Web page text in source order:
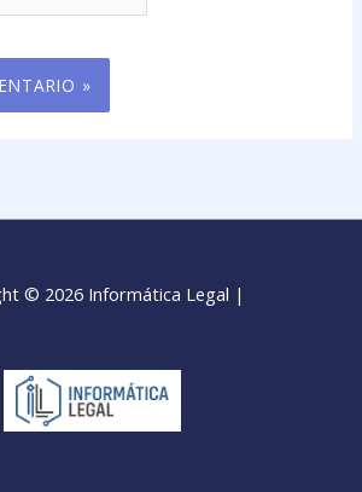
© 2026 Informática Legal |